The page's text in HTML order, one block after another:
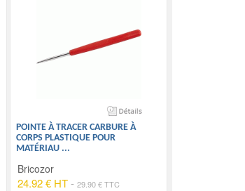
POINTE À TRACER CARBURE À
CORPS PLASTIQUE POUR
MATÉRIAU ...
Bricozor
24.92 € HT-29.90 € TTC